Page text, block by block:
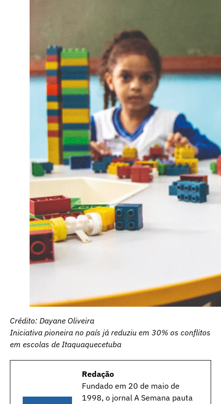
Crédito: Dayane Oliveira
Iniciativa pioneira no país já reduziu em 30% os conflitos
em escolas de Itaquaquecetuba
Redação
Fundado em 20 de maio de
1998, o jornal A Semana pauta